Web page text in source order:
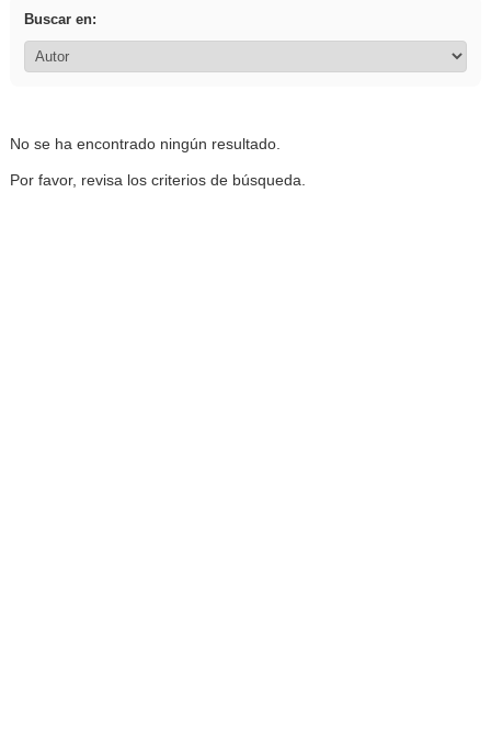
Buscar en:
No se ha encontrado ningún resultado.
Por favor, revisa los criterios de búsqueda.